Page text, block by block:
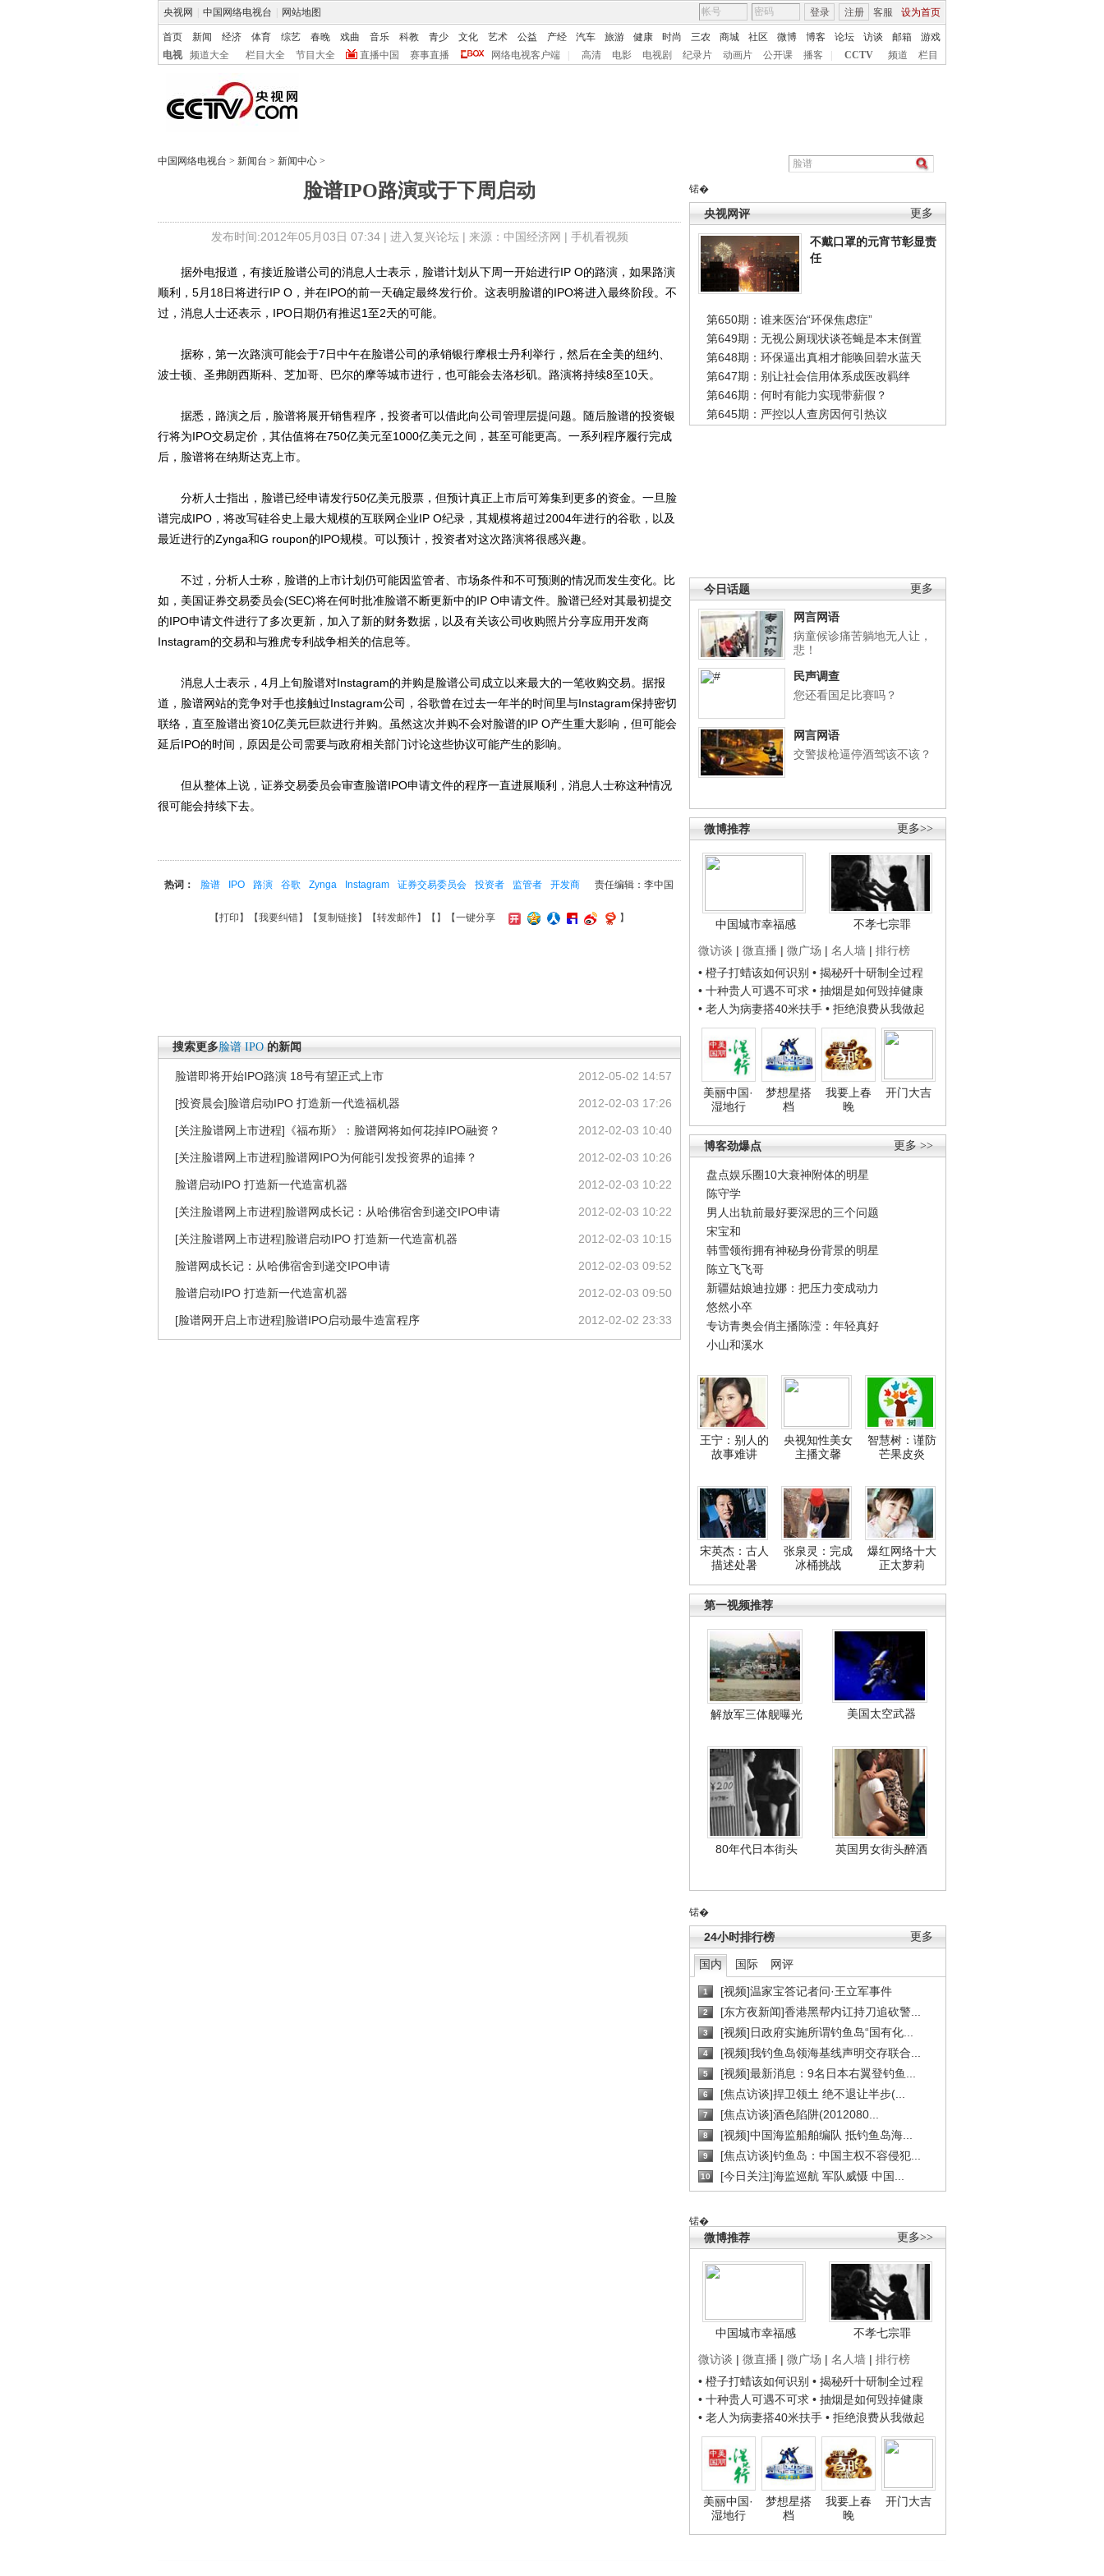
央视网 中国网络电视台 网站地图 客服 设为首页
登录 注册
首页 新闻 经济 体育 综艺 春晚 戏曲 音乐 科教 青少 文化 艺术 公益 产经 汽车 旅游 健康 时尚 三农 商城 社区 微博 博客 论坛 访谈 邮箱
游戏
电视
频道大全 栏目大全 节目大全 直播中国 赛事直播 网络电视客户端 高清 电影 电视剧 纪录片 动画片 公开课 播客 CCTV 频道 栏目
中国网络电视台 > 新闻台 > 新闻中心 >
脸谱IPO路演或于下周启动
发布时间:2012年05月03日 07:34 | 进入复兴论坛| 来源：中国经济网 | 手机看视频
锘�
更多
央视网评
不戴口罩的元宵节彰显责
任
第650期：谁来医治“环保焦虑症”
第649期：无视公厕现状谈苍蝇是本末倒置
第648期：环保逼出真相才能唤回碧水蓝天
第647期：别让社会信用体系成医改羁绊
第646期：何时有能力实现带薪假？
第645期：严控以人查房因何引热议
更多
今日话题
网言网语
病童候诊痛苦躺地无人让，
悲！
民声调查
您还看国足比赛吗？
网言网语
交警拔枪逼停酒驾该不该？
更多>>
微博推荐
中国城市幸福感
不孝七宗罪
微访谈 | 微直播 | 微广场 | 名人墙 | 排行榜
• 橙子打蜡该如何识别 • 揭秘歼十研制全过程
• 十种贵人可遇不可求 • 抽烟是如何毁掉健康
• 老人为病妻搭40米扶手 • 拒绝浪费从我做起
美丽中国·
湿地行
梦想星搭
档
我要上春
晚
开门大吉
更多 >>
博客劲爆点
盘点娱乐圈10大衰神附体的明星
陈守学
男人出轨前最好要深思的三个问题
宋宝和
韩雪领衔拥有神秘身份背景的明星
陈立飞飞哥
新疆姑娘迪拉娜：把压力变成动力
悠然小卒
专访青奥会俏主播陈滢：年轻真好
小山和溪水
王宁：别人的
故事难讲
央视知性美女
主播文馨
智慧树：谨防
芒果皮炎
宋英杰：古人
描述处暑
张泉灵：完成
冰桶挑战
爆红网络十大
正太萝莉
第一视频推荐
解放军三体舰曝光 美国太空武器
80年代日本街头 英国男女街头醉酒
锘�
更多
24小时排行榜
国内 国际 网评
1 [视频]温家宝答记者问·王立军事件
2 [东方夜新闻]香港黑帮内讧持刀追砍警...
3 [视频]日政府实施所谓钓鱼岛“国有化...
4 [视频]我钓鱼岛领海基线声明交存联合...
5 [视频]最新消息：9名日本右翼登钓鱼...
6 [焦点访谈]捍卫领土 绝不退让半步(...
7 [焦点访谈]酒色陷阱(2012080...
8 [视频]中国海监船舶编队 抵钓鱼岛海...
9 [焦点访谈]钓鱼岛：中国主权不容侵犯...
10 [今日关注]海监巡航 军队威慑 中国...
锘�
更多>>
微博推荐
中国城市幸福感
不孝七宗罪
微访谈 | 微直播 | 微广场 | 名人墙 | 排行榜
• 橙子打蜡该如何识别 • 揭秘歼十研制全过程
• 十种贵人可遇不可求 • 抽烟是如何毁掉健康
• 老人为病妻搭40米扶手 • 拒绝浪费从我做起
美丽中国·
湿地行
梦想星搭
档
我要上春
晚
开门大吉
据外电报道，有接近脸谱公司的消息人士表示，脸谱计划从下周一开始进行IP O的路演，如果路演
顺利，5月18日将进行IP O，并在IPO的前一天确定最终发行价。这表明脸谱的IPO将进入最终阶段。不
过，消息人士还表示，IPO日期仍有推迟1至2天的可能。
据称，第一次路演可能会于7日中午在脸谱公司的承销银行摩根士丹利举行，然后在全美的纽约、
波士顿、圣弗朗西斯科、芝加哥、巴尔的摩等城市进行，也可能会去洛杉矶。路演将持续8至10天。
据悉，路演之后，脸谱将展开销售程序，投资者可以借此向公司管理层提问题。随后脸谱的投资银
行将为IPO交易定价，其估值将在750亿美元至1000亿美元之间，甚至可能更高。一系列程序履行完成
后，脸谱将在纳斯达克上市。
分析人士指出，脸谱已经申请发行50亿美元股票，但预计真正上市后可筹集到更多的资金。一旦脸
谱完成IPO，将改写硅谷史上最大规模的互联网企业IP O纪录，其规模将超过2004年进行的谷歌，以及
最近进行的Zynga和G roupon的IPO规模。可以预计，投资者对这次路演将很感兴趣。
不过，分析人士称，脸谱的上市计划仍可能因监管者、市场条件和不可预测的情况而发生变化。比
如，美国证券交易委员会(SEC)将在何时批准脸谱不断更新中的IP O申请文件。脸谱已经对其最初提交
的IPO申请文件进行了多次更新，加入了新的财务数据，以及有关该公司收购照片分享应用开发商
Instagram的交易和与雅虎专利战争相关的信息等。
消息人士表示，4月上旬脸谱对Instagram的并购是脸谱公司成立以来最大的一笔收购交易。据报
道，脸谱网站的竞争对手也接触过Instagram公司，谷歌曾在过去一年半的时间里与Instagram保持密切
联络，直至脸谱出资10亿美元巨款进行并购。虽然这次并购不会对脸谱的IP O产生重大影响，但可能会
延后IPO的时间，原因是公司需要与政府相关部门讨论这些协议可能产生的影响。
但从整体上说，证券交易委员会审查脸谱IPO申请文件的程序一直进展顺利，消息人士称这种情况
很可能会持续下去。
责任编辑：李中国
热词： 脸谱 IPO 路演 谷歌 Zynga Instagram 证券交易委员会 投资者 监管者 开发商
【打印 】【我要纠错】【复制链接】【转发邮件】【 】 【一键分享 】
搜索更多脸谱 IPO 的新闻
2012-05-02 14:57
脸谱即将开始IPO路演 18号有望正式上市
2012-02-03 17:26
[投资晨会]脸谱启动IPO 打造新一代造福机器
2012-02-03 10:40
[关注脸谱网上市进程]《福布斯》：脸谱网将如何花掉IPO融资？
2012-02-03 10:26
[关注脸谱网上市进程]脸谱网IPO为何能引发投资界的追捧？
2012-02-03 10:22
脸谱启动IPO 打造新一代造富机器
2012-02-03 10:22
[关注脸谱网上市进程]脸谱网成长记：从哈佛宿舍到递交IPO申请
2012-02-03 10:15
[关注脸谱网上市进程]脸谱启动IPO 打造新一代造富机器
2012-02-03 09:52
脸谱网成长记：从哈佛宿舍到递交IPO申请
2012-02-03 09:50
脸谱启动IPO 打造新一代造富机器
2012-02-02 23:33
[脸谱网开启上市进程]脸谱IPO启动最牛造富程序